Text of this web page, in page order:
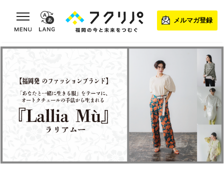
toggle navigation
メルマガ登録